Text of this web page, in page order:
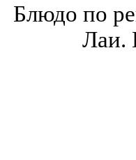
Блюдо по
Лаи.